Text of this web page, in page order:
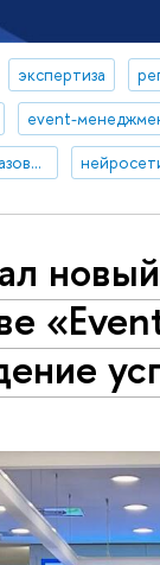
экспертиза
event-
дополнительное и бизнес-образование